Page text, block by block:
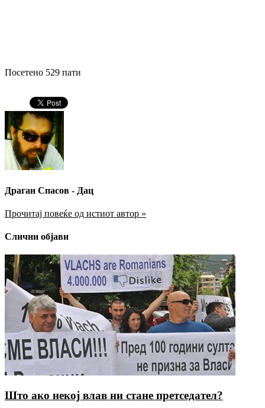
Посетено 529 пати
Драган Спасов - Дац
Прочитај повеќе од истиот автор »
Слични објави
Што ако некој влав ни стане претседател?